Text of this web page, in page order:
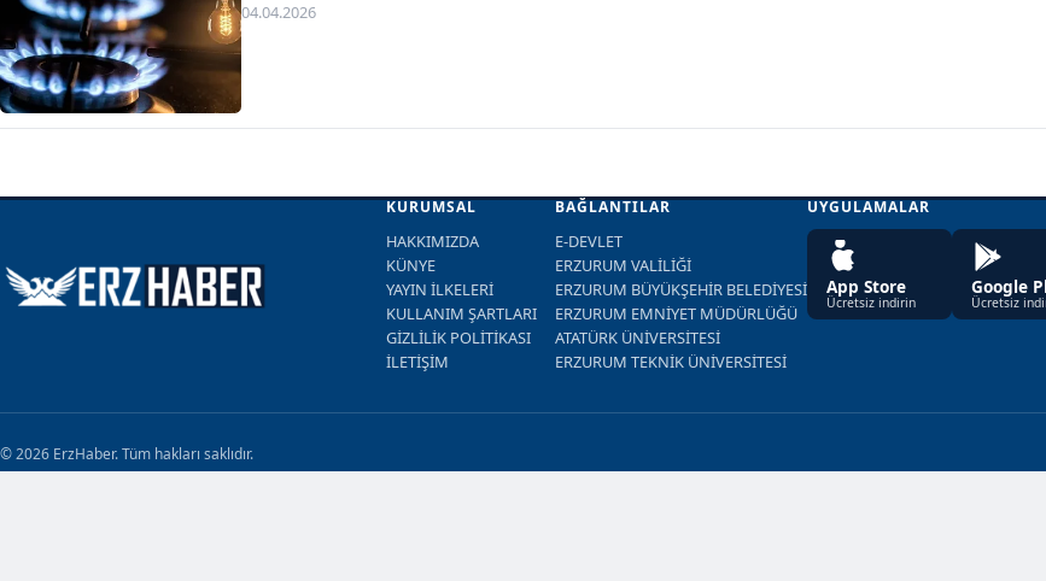
04.04.2026
KURUMSAL
HAKKIMIZDA
KÜNYE
YAYIN İLKELERİ
KULLANIM ŞARTLARI
GİZLİLİK POLİTİKASI
İLETİŞİM
BAĞLANTILAR
E-DEVLET
ERZURUM VALİLİĞİ
ERZURUM BÜYÜKŞEHİR BELEDİYESİ
ERZURUM EMNİYET MÜDÜRLÜĞÜ
ATATÜRK ÜNİVERSİTESİ
ERZURUM TEKNİK ÜNİVERSİTESİ
UYGULAMALAR
App Store
Ücretsiz indirin
Google
Ücretsiz
© 2026 ErzHaber. Tüm hakları saklıdır.